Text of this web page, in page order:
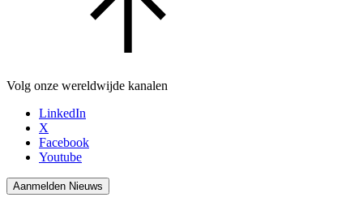
Volg onze wereldwijde kanalen
LinkedIn
X
Facebook
Youtube
Aanmelden Nieuws